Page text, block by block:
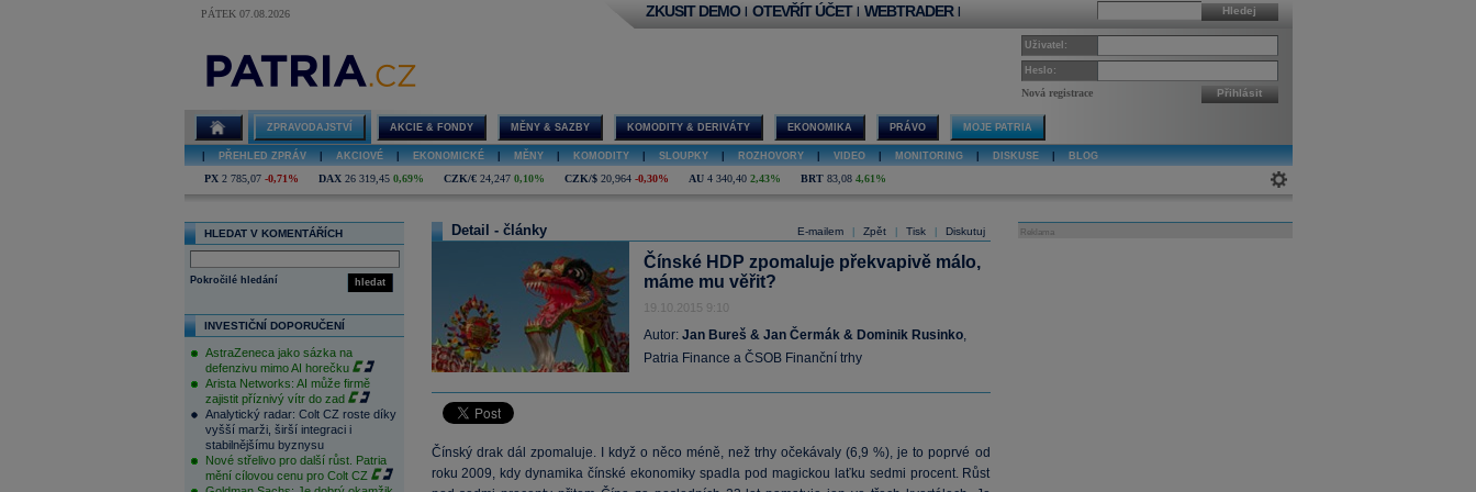
PÁTEK 07.08.2026 Hledej
ZKUSIT DEMO | OTEVŘÍT ÚČET | WEBTRADER |
Uživatel:
Heslo:
Nová registrace Přihlásit
ZPRAVODAJSTVÍ AKCIE & FONDY MĚNY & SAZBY KOMODITY & DERIVÁTY EKONOMIKA PRÁVO MOJE PATRIA
PŘEHLED ZPRÁV AKCIOVÉ EKONOMICKÉ MĚNY KOMODITY SLOUPKY ROZHOVORY VIDEO MONITORING DISKUSE BLOG
PX 2 785,07 -0,71% DAX 26 319,45 0,69% CZK/€ 24,247 0,10% CZK/$ 20,964 -0,30% AU 4 340,40 2,43% BRT 83,08 4,61%
HLEDAT V KOMENTÁŘÍCH
hledat
Pokročilé hledání
INVESTIČNÍ DOPORUČENÍ
AstraZeneca jako sázka na
defenzivu mimo AI horečku
Arista Networks: AI může firmě
zajistit příznivý vítr do zad
Analytický radar: Colt CZ roste díky
vyšší marži, širší integraci i
stabilnějšímu byznysu
Nové střelivo pro další růst. Patria
mění cílovou cenu pro Colt CZ
E-mailem Zpět Tisk Diskutuj
Detail - články
Čínské HDP zpomaluje překvapivě málo,
máme mu věřit?
19.10.2015 9:10
Autor: Jan Bureš & Jan Čermák & Dominik Rusinko,
Patria Finance a ČSOB Finanční trhy
Čínský drak dál zpomaluje. I když o něco méně, než trhy očekávaly (6,9 %), je to poprvé od
roku 2009, kdy dynamika čínské ekonomiky spadla pod magickou laťku sedmi procent. Růst
Reklama